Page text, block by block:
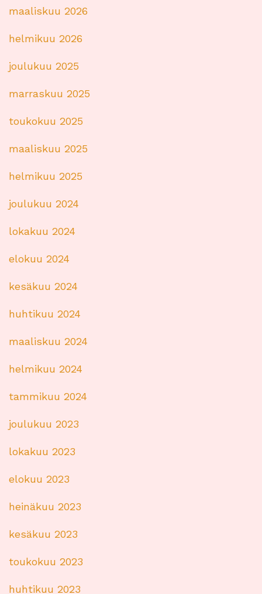
maaliskuu 2026
helmikuu 2026
joulukuu 2025
marraskuu 2025
toukokuu 2025
maaliskuu 2025
helmikuu 2025
joulukuu 2024
lokakuu 2024
elokuu 2024
kesäkuu 2024
huhtikuu 2024
maaliskuu 2024
helmikuu 2024
tammikuu 2024
joulukuu 2023
lokakuu 2023
elokuu 2023
heinäkuu 2023
kesäkuu 2023
toukokuu 2023
huhtikuu 2023